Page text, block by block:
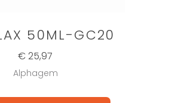
50ML-GC20
€ 25,97
Alphagem